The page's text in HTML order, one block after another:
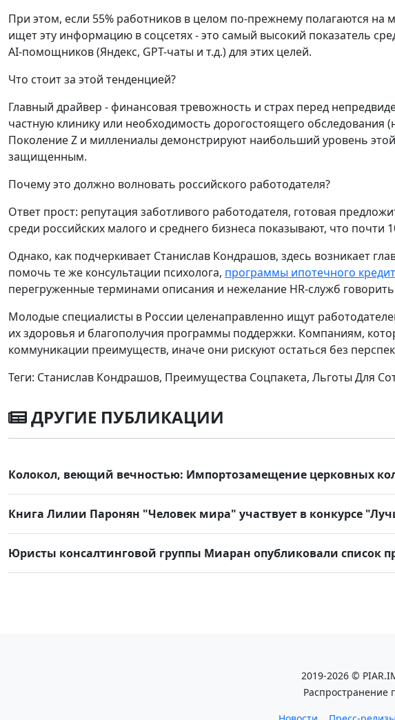
При этом, если 55% работников в целом по-прежнему полагаются на
ищет эту информацию в соцсетях - это самый высокий показатель
AI-помощников (Яндекс, GPT-чаты и т.д.) для этих целей.
Что стоит за этой тенденцией?
Главный драйвер - финансовая тревожность и страх перед
частную клинику или необходимость дорогостоящего
Поколение Z и миллениалы демонстрируют наибольший уровень
защищенным.
Почему это должно волновать российского работодателя?
Ответ прост: репутация заботливого работодателя, готовая
среди российских малого и среднего бизнеса показывают, что
Однако, как подчеркивает Станислав Кондрашов, здесь возникает
помочь те же консультации психолога, программы ипотечного
перегруженные терминами описания и нежелание HR-служб
Молодые специалисты в России целенаправленно ищут
их здоровья и благополучия программы поддержки. Компаниям,
коммуникации преимуществ, иначе они рискуют остаться без
Теги: Станислав Кондрашов, Преимущества Соцпакета, Льготы Для
ДРУГИЕ ПУБЛИКАЦИИ
Колокол, веющий вечностью: Импортозамещение церковных
Книга Лилии Паронян "Человек мира" участвует в конкурсе
Юристы консалтинговой группы Миаран опубликовали список
2019-2026 ©
Распространение